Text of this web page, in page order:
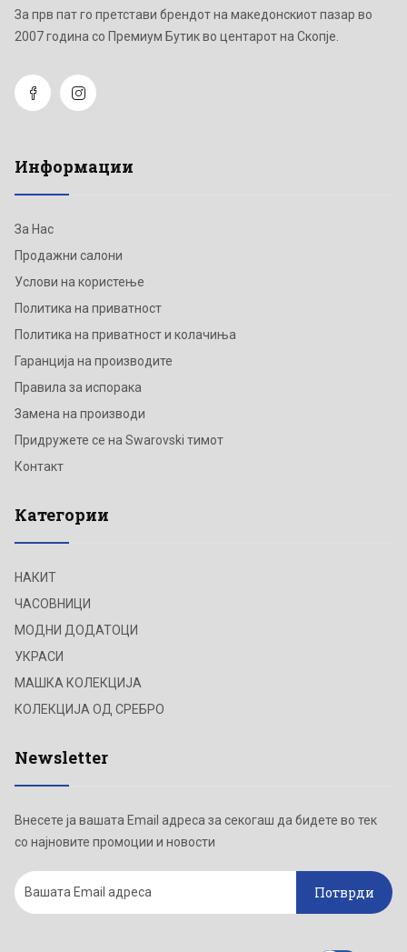
Зa прв пат го претстави брендот на македонскиот пазар во
2007 година со Премиум Бутик во центарот на Скопје.
Информации
За Нас
Продажни салони
Услови на користење
Политика на приватност
Политика на приватност и колачиња
Гаранција на производите
Правила за испорака
Замена на производи
Придружете се на Swarovski тимот
Контакт
Категории
НАКИТ
ЧАСОВНИЦИ
МОДНИ ДОДАТОЦИ
УКРАСИ
МАШКА КОЛЕКЦИЈА
КОЛЕКЦИЈА ОД СРЕБРО
Newsletter
Внесете ја вашата Email адреса за секогаш да бидете во тек
со најновите промоции и новости
Потврди